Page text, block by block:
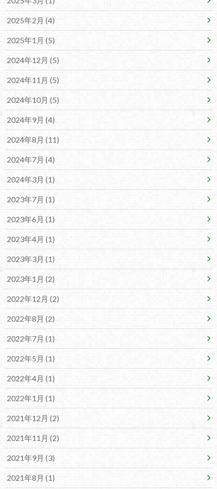
2025年2月 (4)
2025年1月 (5)
2024年12月 (5)
2024年11月 (5)
2024年10月 (5)
2024年9月 (4)
2024年8月 (11)
2024年7月 (4)
2024年3月 (1)
2023年7月 (1)
2023年6月 (1)
2023年4月 (1)
2023年3月 (1)
2023年1月 (2)
2022年12月 (2)
2022年8月 (2)
2022年7月 (1)
2022年5月 (1)
2022年4月 (1)
2022年1月 (1)
2021年12月 (2)
2021年11月 (2)
2021年9月 (3)
2021年8月 (1)